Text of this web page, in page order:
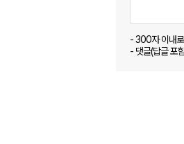
- 300자 이내
- 댓글(답글 포